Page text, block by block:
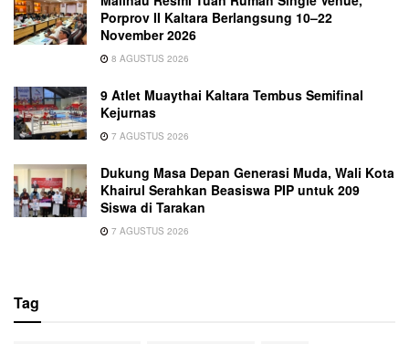
Porprov II Kaltara Berlangsung 10–22
November 2026
8 AGUSTUS 2026
9 Atlet Muaythai Kaltara Tembus Semifinal
Kejurnas
7 AGUSTUS 2026
Dukung Masa Depan Generasi Muda, Wali Kota
Khairul Serahkan Beasiswa PIP untuk 209
Siswa di Tarakan
7 AGUSTUS 2026
Tag